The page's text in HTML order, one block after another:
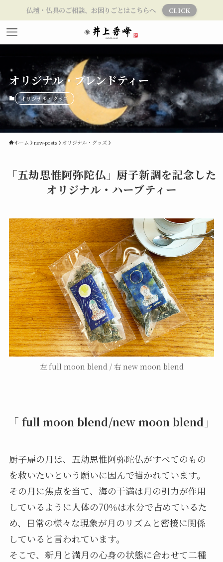
仏壇・仏具のご相談、お困りごとはこちらへ CLICK
オリジナル・ブレンドティー
オリジナル・グッズ
ホーム new-posts オリジナル・グッズ
「五劫思惟阿弥陀仏」厨子新調を記念した
オリジナル・ハーブティー
左 full moon blend / 右 new moon blend
「 full moon blend/new moon blend」
厨子扉の月は、五劫思惟阿弥陀仏がすべてのもの
を救いたいという願いに因んで描かれています。
その月に焦点を当て、海の干満は月の引力が作用
しているように人体の70％は水分で占めているた
め、日常の様々な現象が月のリズムと密接に関係
していると言われています。
そこで、新月と満月の心身の状態に合わせて二種